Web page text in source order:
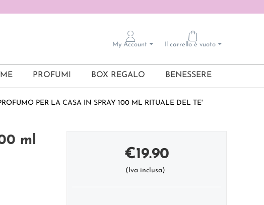
Il carrello è vuoto
My Account
PROFUMI BOX REGALO BENESSERE
PER LA CASA IN SPRAY 100 ML RITUALE DEL TE'
ml
€19.90
(Iva inclusa)